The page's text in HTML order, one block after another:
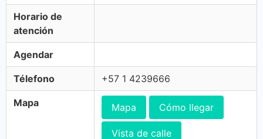
Horario de
atención
Agendar
Télefono +57 1 4239666
Mapa Mapa Cómo llegar
Vista de calle